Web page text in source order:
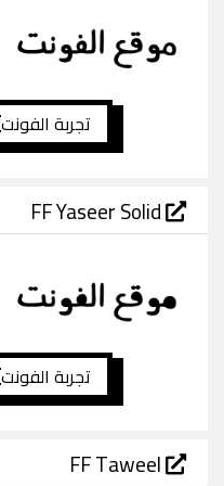
تجربة الفونت
FF Yaseer Solid
تجربة الفونت
FF Taweel